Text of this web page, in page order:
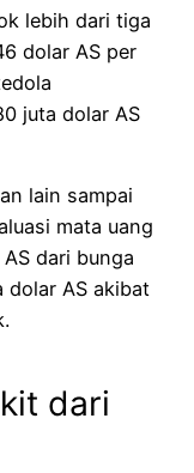
lebih dari tiga
dolar AS per
juta dolar AS
lain sampai
mata uang
dari bunga
dolar AS akibat
dari